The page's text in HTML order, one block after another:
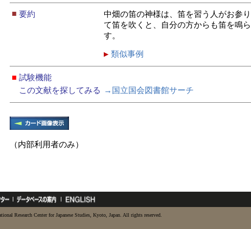
■ 要約
中畑の笛の神様は、笛を習う人がお参
て笛を吹くと、自分の方からも笛を鳴ら
す。
類似事例
■ 試験機能
この文献を探してみる
→国立国会図書館サーチ
（内部利用者のみ）
Research Center for Japanese Studies, Kyoto, Japan. All rights reserved.